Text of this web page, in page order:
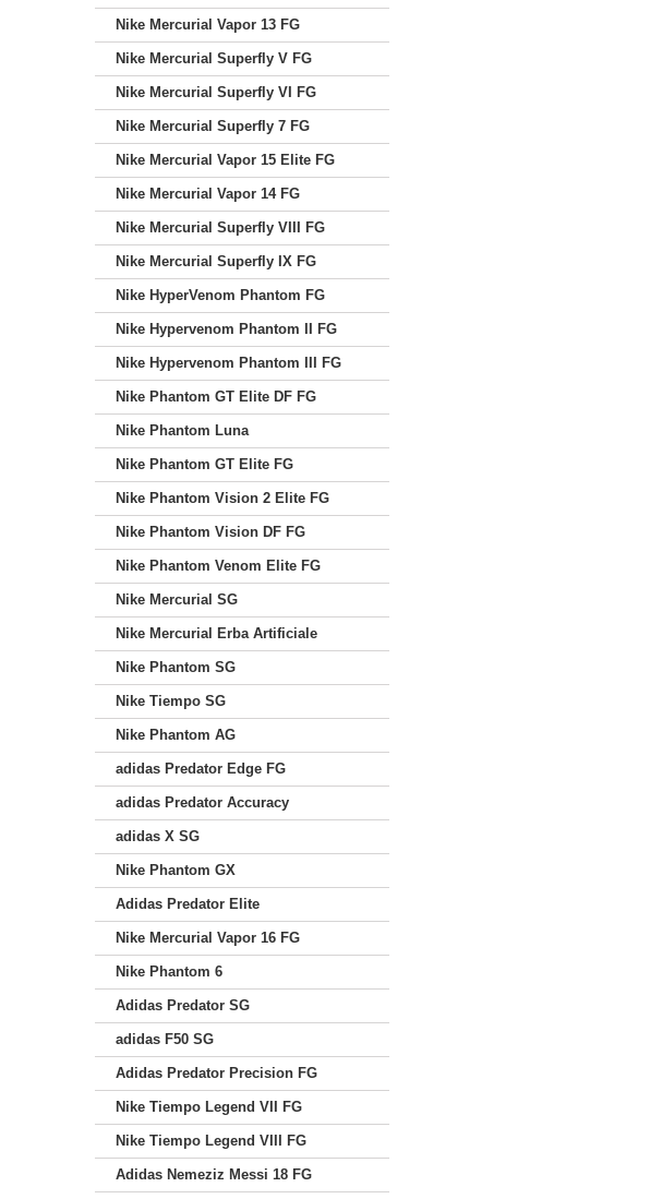
Nike Mercurial Vapor 13 FG
Nike Mercurial Superfly V FG
Nike Mercurial Superfly VI FG
Nike Mercurial Superfly 7 FG
Nike Mercurial Vapor 15 Elite FG
Nike Mercurial Vapor 14 FG
Nike Mercurial Superfly VIII FG
Nike Mercurial Superfly IX FG
Nike HyperVenom Phantom FG
Nike Hypervenom Phantom II FG
Nike Hypervenom Phantom III FG
Nike Phantom GT Elite DF FG
Nike Phantom Luna
Nike Phantom GT Elite FG
Nike Phantom Vision 2 Elite FG
Nike Phantom Vision DF FG
Nike Phantom Venom Elite FG
Nike Mercurial SG
Nike Mercurial Erba Artificiale
Nike Phantom SG
Nike Tiempo SG
Nike Phantom AG
adidas Predator Edge FG
adidas Predator Accuracy
adidas X SG
Nike Phantom GX
Adidas Predator Elite
Nike Mercurial Vapor 16 FG
Nike Phantom 6
Adidas Predator SG
adidas F50 SG
Adidas Predator Precision FG
Nike Tiempo Legend VII FG
Nike Tiempo Legend VIII FG
Adidas Nemeziz Messi 18 FG